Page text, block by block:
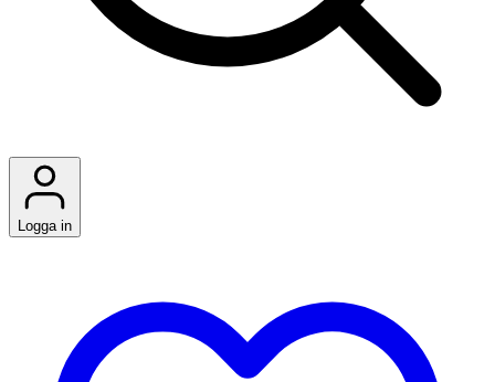
Logga in